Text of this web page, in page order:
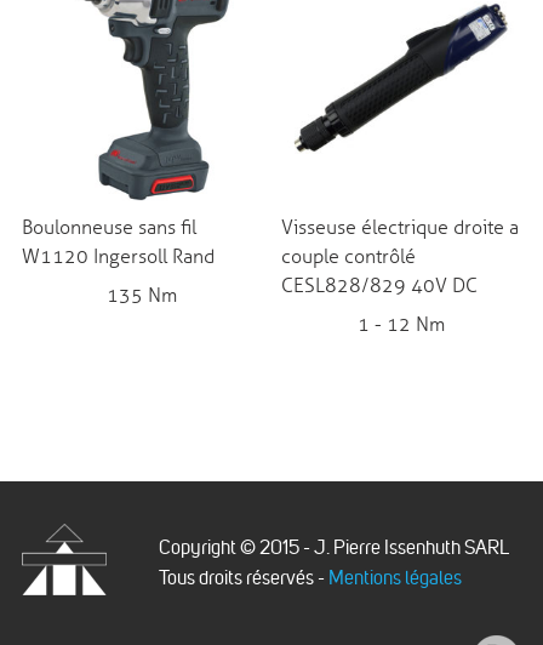
Boulonneuse sans fil
W1120 Ingersoll Rand
135 Nm
Visseuse électrique droite a
couple contrôlé
CESL828/829 40V DC
1 - 12 Nm
Copyright © 2015 - J. Pierre Issenhuth SARL
Tous droits réservés - Mentions légales